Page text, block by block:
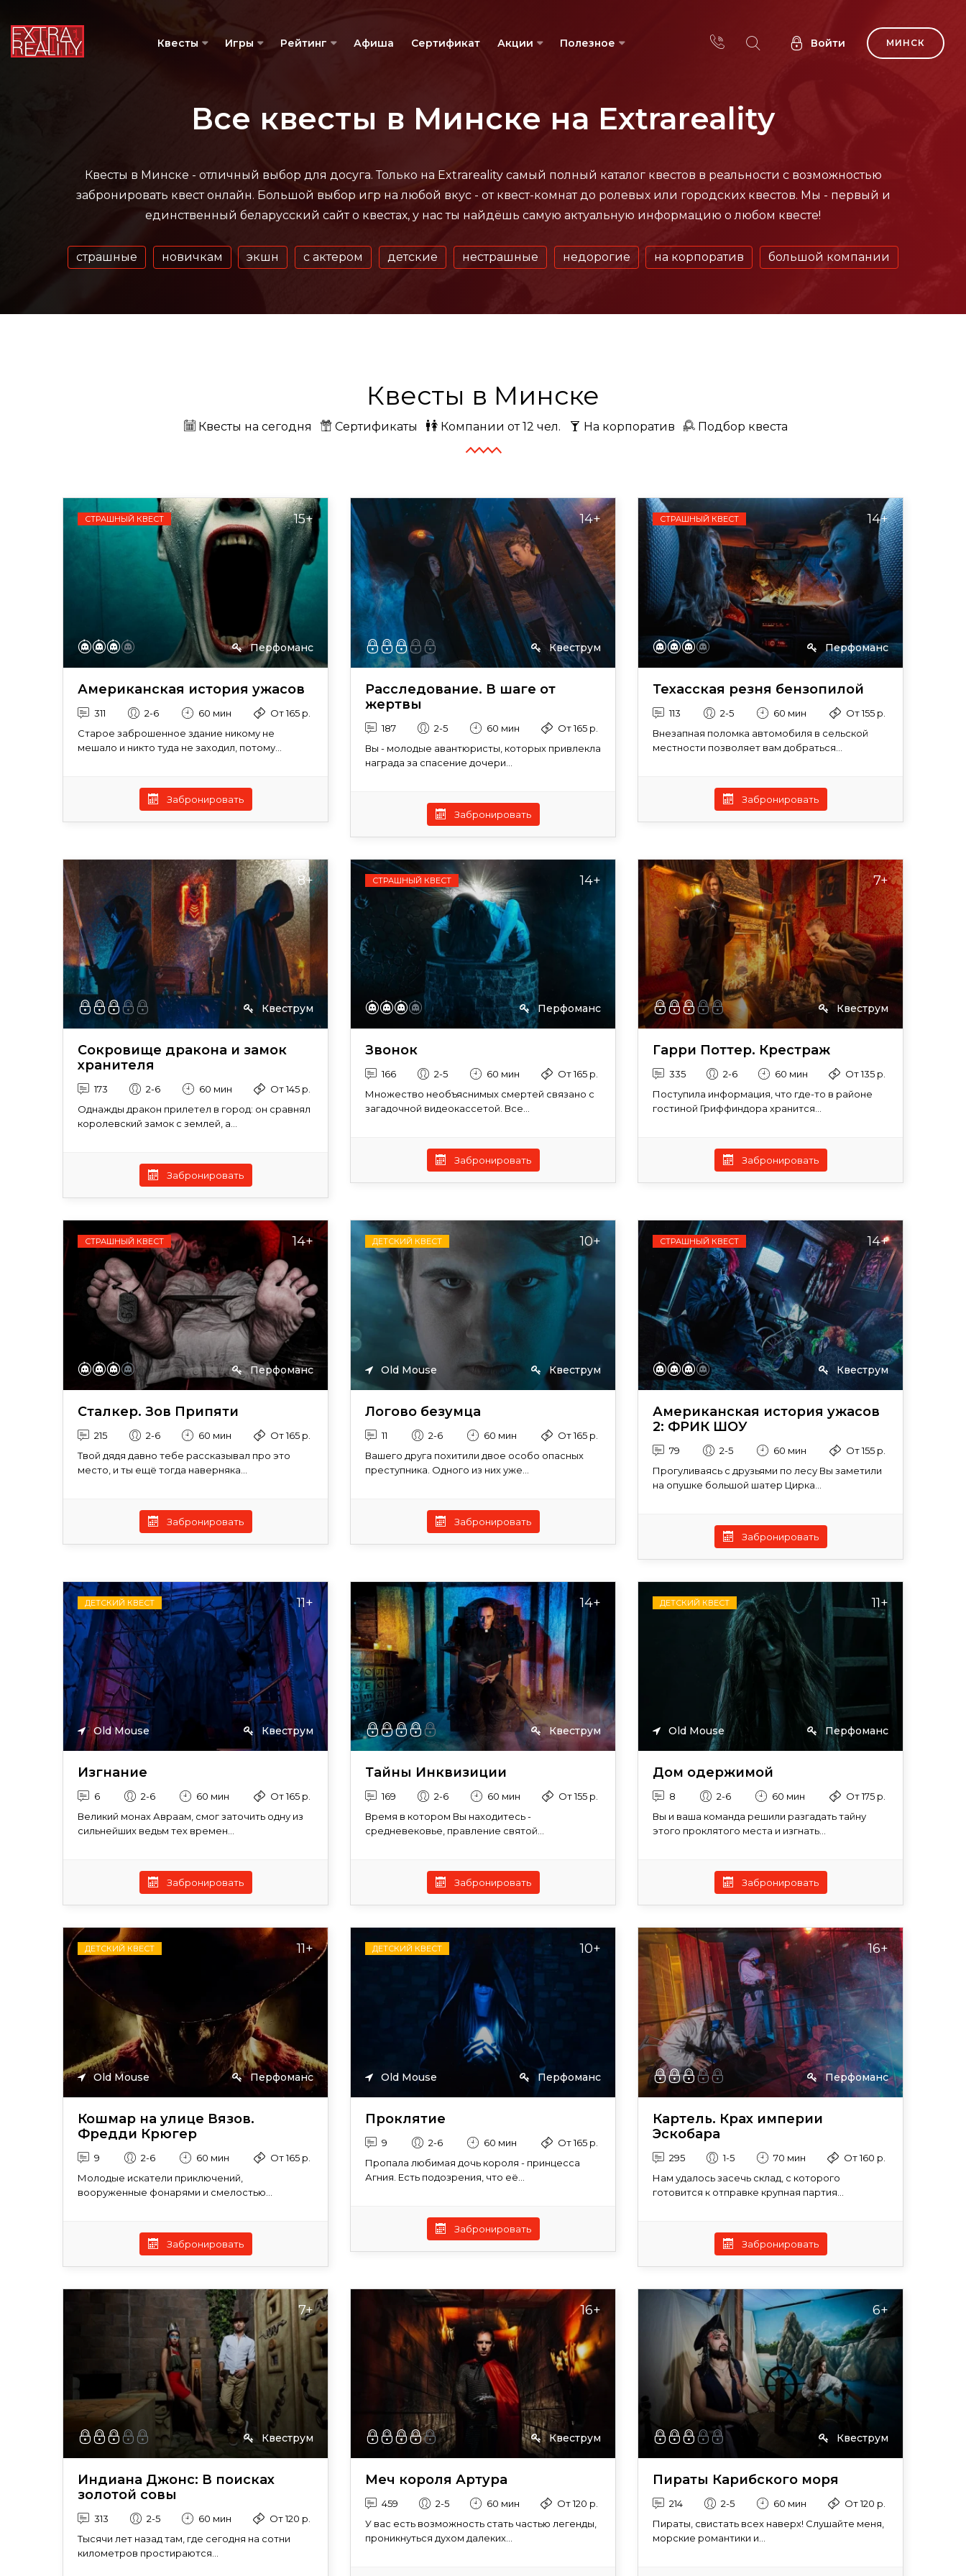
Квесты Игры Рейтинг Афиша Сертификат Акции Полезное Войти МИНСК
Все квесты в Минске на Extrareality
Квесты в Минске - отличный выбор для досуга. Только на Extrareality самый полный каталог квестов в реальности с возможностью
забронировать квест онлайн. Большой выбор игр на любой вкус - от квест-комнат до ролевых или городских квестов. Мы - первый и
единственный беларусский сайт о квестах, у нас ты найдёшь самую актуальную информацию о любом квесте!
страшные новичкам экшн с актером детские нестрашные недорогие на корпоратив большой компании
Квесты в Минске
Квесты на сегодня Сертификаты Компании от 12 чел. На корпоратив Подбор квеста
СТРАШНЫЙ КВЕСТ 15+
Перфоманс
Американская история ужасов
311 2-6 60 мин
От 165 р.
Старое заброшенное здание никому не
мешало и никто туда не заходил, потому...
Забронировать
14+
Квеструм
Расследование. В шаге от
жертвы
187 2-5 60 мин
От 165 р.
Вы - молодые авантюристы, которых привлекла
награда за спасение дочери...
Забронировать
СТРАШНЫЙ КВЕСТ 14+
Перфоманс
Техасская резня бензопилой
113 2-5 60 мин
От 155 р.
Внезапная поломка автомобиля в сельской
местности позволяет вам добраться...
Забронировать
8+
Квеструм
Сокровище дракона и замок
хранителя
173 2-6 60 мин
От 145 р.
Однажды дракон прилетел в город: он сравнял
королевский замок с землей, а...
Забронировать
СТРАШНЫЙ КВЕСТ 14+
Перфоманс
Звонок
166 2-5 60 мин
От 165 р.
Множество необъяснимых смертей связано с
загадочной видеокассетой. Все...
Забронировать
7+
Квеструм
Гарри Поттер. Крестраж
335 2-6 60 мин
От 135 р.
Поступила информация, что где-то в районе
гостиной Гриффиндора хранится...
Забронировать
СТРАШНЫЙ КВЕСТ 14+
Перфоманс
Сталкер. Зов Припяти
215 2-6 60 мин
От 165 р.
Твой дядя давно тебе рассказывал про это
место, и ты ещё тогда наверняка...
Забронировать
ДЕТСКИЙ КВЕСТ 10+
Old Mouse Квеструм
Логово безумца
11 2-6 60 мин
От 165 р.
Вашего друга похитили двое особо опасных
преступника. Одного из них уже...
Забронировать
СТРАШНЫЙ КВЕСТ 14+
Квеструм
Американская история ужасов
2: ФРИК ШОУ
79 2-5 60 мин
От 155 р.
Прогуливаясь с друзьями по лесу Вы заметили
на опушке большой шатер Цирка...
Забронировать
ДЕТСКИЙ КВЕСТ 11+
Old Mouse Квеструм
Изгнание
6 2-6 60 мин
От 165 р.
Великий монах Авраам, смог заточить одну из
сильнейших ведьм тех времен...
Забронировать
14+
Квеструм
Тайны Инквизиции
169 2-6 60 мин
От 155 р.
Время в котором Вы находитесь -
средневековье, правление святой...
Забронировать
ДЕТСКИЙ КВЕСТ 11+
Old Mouse Перфоманс
Дом одержимой
8 2-6 60 мин
От 175 р.
Вы и ваша команда решили разгадать тайну
этого проклятого места и изгнать...
Забронировать
ДЕТСКИЙ КВЕСТ 11+
Old Mouse Перфоманс
Кошмар на улице Вязов.
Фредди Крюгер
9 2-6 60 мин
От 165 р.
Молодые искатели приключений,
вооруженные фонарями и смелостью...
Забронировать
ДЕТСКИЙ КВЕСТ 10+
Old Mouse Перфоманс
Проклятие
9 2-6 60 мин
От 165 р.
Пропала любимая дочь короля - принцесса
Агния. Есть подозрения, что её...
Забронировать
16+
Перфоманс
Картель. Крах империи
Эскобара
295 1-5 70 мин
От 160 р.
Нам удалось засечь склад, с которого
готовится к отправке крупная партия...
Забронировать
7+
Квеструм
Индиана Джонс: В поисках
золотой совы
313 2-5 60 мин
От 120 р.
Тысячи лет назад там, где сегодня на сотни
километров простираются...
16+
Квеструм
Меч короля Артура
459 2-5 60 мин
От 120 р.
У вас есть возможность стать частью легенды,
проникнуться духом далеких...
6+
Квеструм
Пираты Карибского моря
214 2-5 60 мин
От 120 р.
Пираты, свистать всех наверх! Слушайте меня,
морские романтики и...